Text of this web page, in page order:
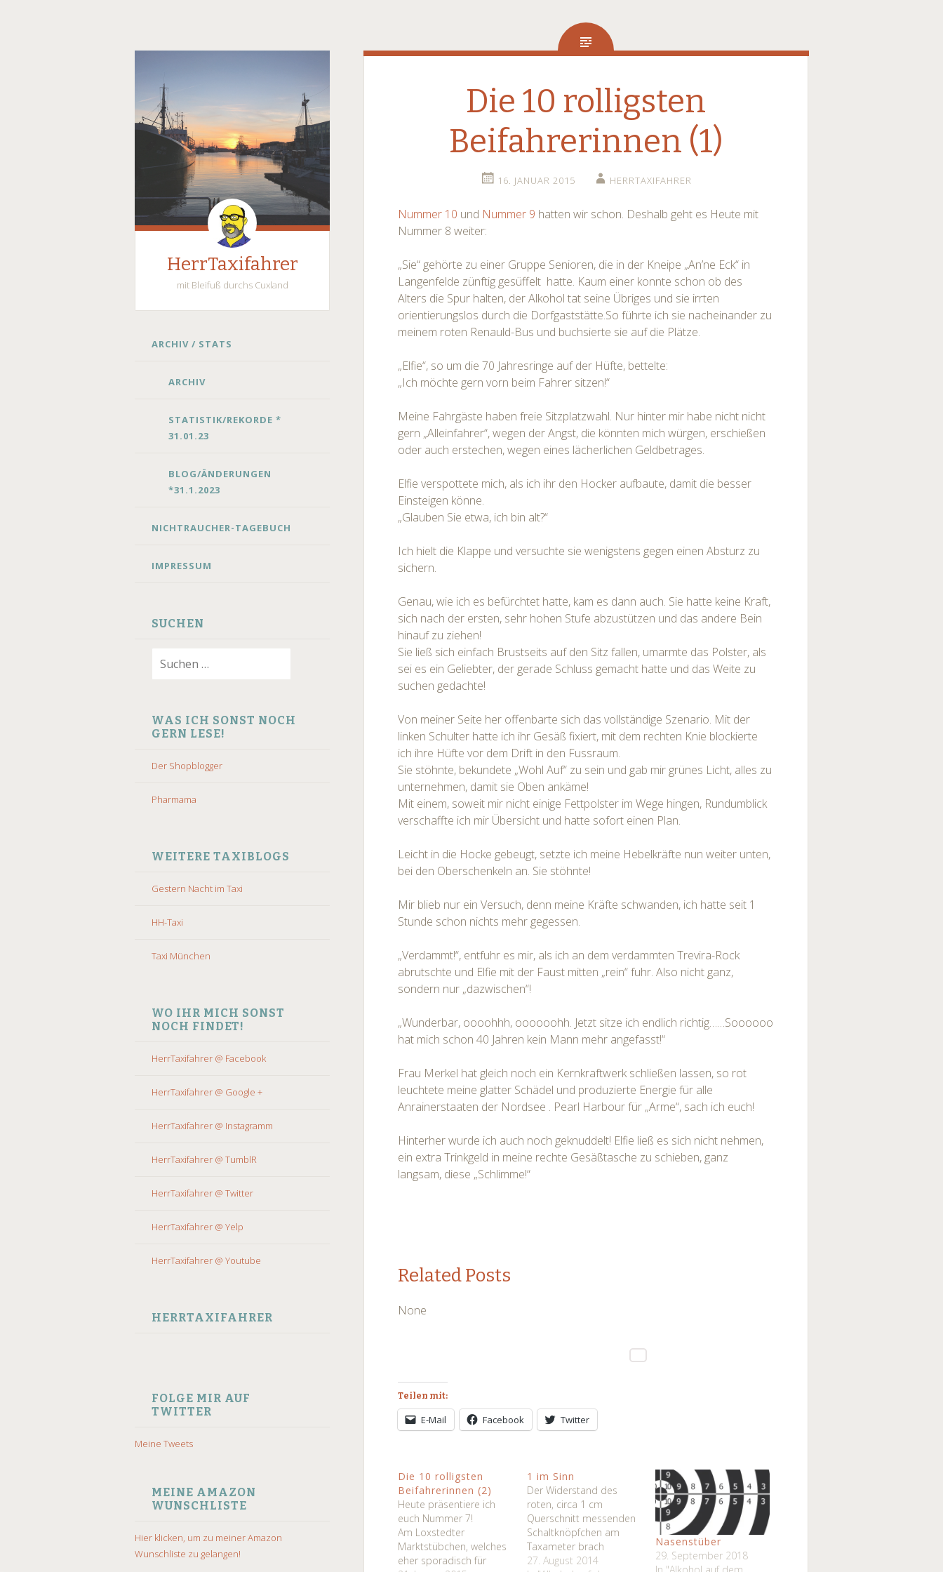
HerrTaxifahrer
mit Bleifuß durchs Cuxland
SKIP
ARCHIV / STATS
ARCHIV
STATISTIK/REKORDE *
31.01.23
BLOG/ÄNDERUNGEN
*31.1.2023
NICHTRAUCHER-TAGEBUCH
IMPRESSUM
SUCHEN
WAS ICH SONST NOCH
GERN LESE!
Der Shopblogger
Pharmama
WEITERE TAXIBLOGS
Gestern Nacht im Taxi
HH-Taxi
Taxi München
WO IHR MICH SONST
NOCH FINDET!
HerrTaxifahrer @ Facebook
HerrTaxifahrer @ Google +
HerrTaxifahrer @ Instagramm
HerrTaxifahrer @ TumblR
HerrTaxifahrer @ Twitter
HerrTaxifahrer @ Yelp
HerrTaxifahrer @ Youtube
HERRTAXIFAHRER
FOLGE MIR AUF
TWITTER
Meine Tweets
MEINE AMAZON
WUNSCHLISTE
Hier klicken, um zu meiner Amazon
Wunschliste zu gelangen!
Die 10 rolligsten
Beifahrerinnen (1)
16. JANUAR 2015 HERRTAXIFAHRER
Nummer 10 und Nummer 9 hatten wir schon. Deshalb geht es Heute mit
Nummer 8 weiter:
„Sie“ gehörte zu einer Gruppe Senioren, die in der Kneipe „An’ne Eck“ in
Langenfelde zünftig gesüffelt hatte. Kaum einer konnte schon ob des
Alters die Spur halten, der Alkohol tat seine Übriges und sie irrten
orientierungslos durch die Dorfgaststätte.So führte ich sie nacheinander zu
meinem roten Renauld-Bus und buchsierte sie auf die Plätze.
„Elfie“, so um die 70 Jahresringe auf der Hüfte, bettelte:
„Ich möchte gern vorn beim Fahrer sitzen!“
Meine Fahrgäste haben freie Sitzplatzwahl. Nur hinter mir habe nicht nicht
gern „Alleinfahrer“, wegen der Angst, die könnten mich würgen, erschießen
oder auch erstechen, wegen eines lächerlichen Geldbetrages.
Elfie verspottete mich, als ich ihr den Hocker aufbaute, damit die besser
Einsteigen könne.
„Glauben Sie etwa, ich bin alt?“
Ich hielt die Klappe und versuchte sie wenigstens gegen einen Absturz zu
sichern.
Genau, wie ich es befürchtet hatte, kam es dann auch. Sie hatte keine Kraft,
sich nach der ersten, sehr hohen Stufe abzustützen und das andere Bein
hinauf zu ziehen!
Sie ließ sich einfach Brustseits auf den Sitz fallen, umarmte das Polster, als
sei es ein Geliebter, der gerade Schluss gemacht hatte und das Weite zu
suchen gedachte!
Von meiner Seite her offenbarte sich das vollständige Szenario. Mit der
linken Schulter hatte ich ihr Gesäß fixiert, mit dem rechten Knie blockierte
ich ihre Hüfte vor dem Drift in den Fussraum.
Sie stöhnte, bekundete „Wohl Auf“ zu sein und gab mir grünes Licht, alles zu
unternehmen, damit sie Oben ankäme!
Mit einem, soweit mir nicht einige Fettpolster im Wege hingen, Rundumblick
verschaffte ich mir Übersicht und hatte sofort einen Plan.
Leicht in die Hocke gebeugt, setzte ich meine Hebelkräfte nun weiter unten,
bei den Oberschenkeln an. Sie stöhnte!
Mir blieb nur ein Versuch, denn meine Kräfte schwanden, ich hatte seit 1
Stunde schon nichts mehr gegessen.
„Verdammt!“, entfuhr es mir, als ich an dem verdammten Trevira-Rock
abrutschte und Elfie mit der Faust mitten „rein“ fuhr. Also nicht ganz,
sondern nur „dazwischen“!
„Wunderbar, oooohhh, oooooohh. Jetzt sitze ich endlich richtig……Soooooo
hat mich schon 40 Jahren kein Mann mehr angefasst!“
Frau Merkel hat gleich noch ein Kernkraftwerk schließen lassen, so rot
leuchtete meine glatter Schädel und produzierte Energie für alle
Anrainerstaaten der Nordsee . Pearl Harbour für „Arme“, sach ich euch!
Hinterher wurde ich auch noch geknuddelt! Elfie ließ es sich nicht nehmen,
ein extra Trinkgeld in meine rechte Gesäßtasche zu schieben, ganz
langsam, diese „Schlimme!“
Related Posts
None
Teilen mit:
E-Mail Facebook Twitter
Die 10 rolligsten
Beifahrerinnen (2)
Heute präsentiere ich
euch Nummer 7!
Am Loxstedter
Marktstübchen, welches
eher sporadisch für
1 im Sinn
Der Widerstand des
roten, circa 1 cm
Querschnitt messenden
Schaltknöpfchen am
Taxameter brach
allmählich. Noch ein
27. August 2014
Nasenstüber
29. September 2018